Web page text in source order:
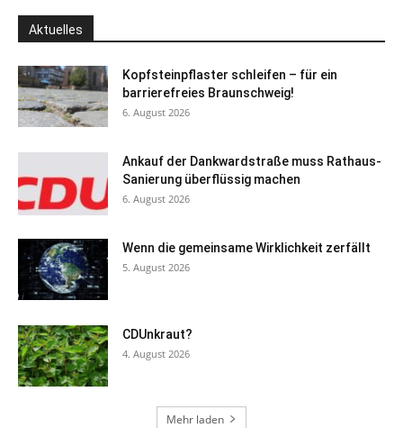
Aktuelles
Kopfsteinpflaster schleifen – für ein
barrierefreies Braunschweig!
6. August 2026
Ankauf der Dankwardstraße muss Rathaus-
Sanierung überflüssig machen
6. August 2026
Wenn die gemeinsame Wirklichkeit zerfällt
5. August 2026
CDUnkraut?
4. August 2026
Mehr laden